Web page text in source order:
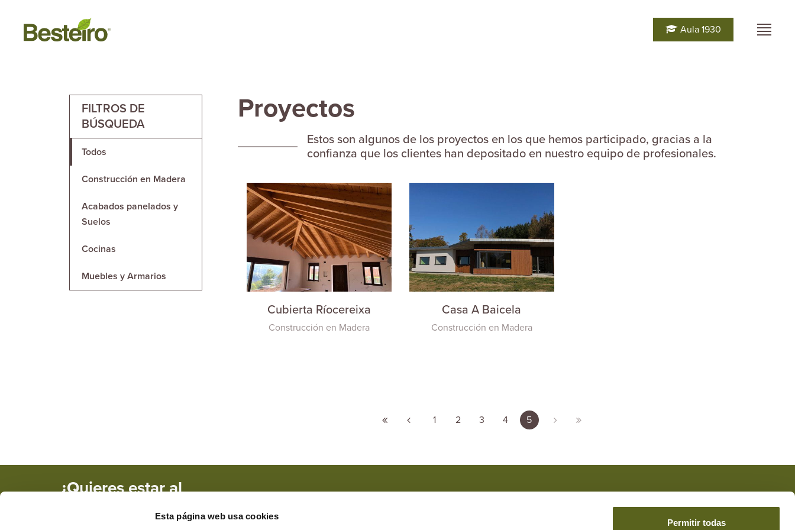
Esta página web usa cookies
Permitir todas
Aula 1930
FILTROS DE
BÚSQUEDA
Todos
Construcción en Madera
Acabados panelados y
Suelos
Cocinas
Muebles y Armarios
Proyectos
Estos son algunos de los proyectos en los que hemos participado, gracias a la
confianza que los clientes han depositado en nuestro equipo de profesionales.
Cubierta Ríocereixa
Construcción en Madera
Casa A Baicela
Construcción en Madera
1 2 3 4 5
¿Quieres estar al